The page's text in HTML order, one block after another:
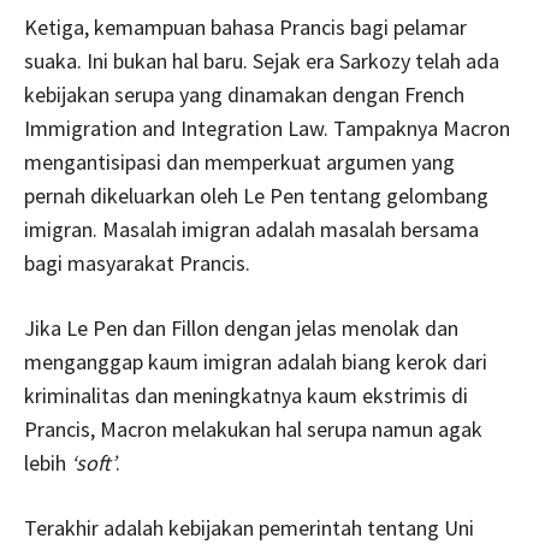
Ketiga, kemampuan bahasa Prancis bagi pelamar
suaka. Ini bukan hal baru. Sejak era Sarkozy telah ada
kebijakan serupa yang dinamakan dengan French
Immigration and Integration Law. Tampaknya Macron
mengantisipasi dan memperkuat argumen yang
pernah dikeluarkan oleh Le Pen tentang gelombang
imigran. Masalah imigran adalah masalah bersama
bagi masyarakat Prancis.
Jika Le Pen dan Fillon dengan jelas menolak dan
menganggap kaum imigran adalah biang kerok dari
kriminalitas dan meningkatnya kaum ekstrimis di
Prancis, Macron melakukan hal serupa namun agak
lebih ‘soft’.
Terakhir adalah kebijakan pemerintah tentang Uni